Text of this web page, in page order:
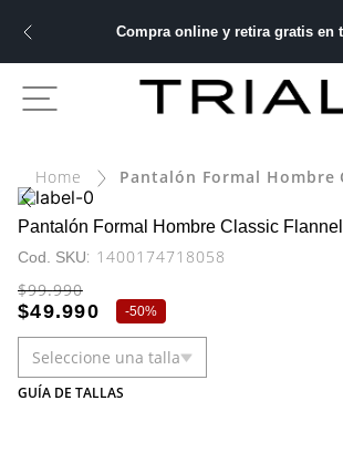
Compra online y retira gratis en
Pantalón Formal Hombre Classic
Pantalón Formal Hombre Classic
: 1400174718058
$99.990
$49.990 -50%
Seleccione una talla
GUÍA DE TALLAS
BUSCADOS